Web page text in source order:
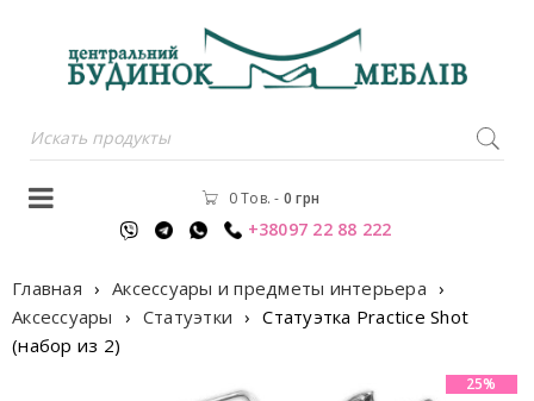
0 Тов. - 0грн
+38097 22 88 222
Главная › Аксессуары и предметы интерьера ›
Аксессуары › Статуэтки › Статуэтка Practice Shot
(набор из 2)
25%